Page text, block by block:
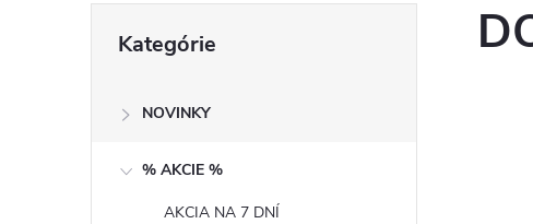
kategórie
Kategórie
NOVINKY
% AKCIE %
AKCIA NA 7 DNÍ